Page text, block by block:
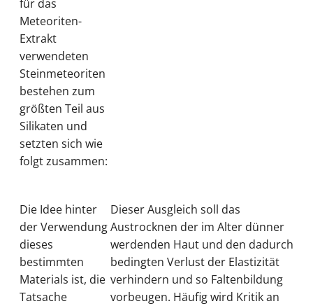
für das
Meteoriten-
Extrakt
verwendeten
Steinmeteoriten
bestehen zum
größten Teil aus
Silikaten und
setzten sich wie
folgt zusammen:
Die Idee hinter
der Verwendung
dieses
bestimmten
Materials ist, die
Tatsache
Dieser Ausgleich soll das
Austrocknen der im Alter dünner
werdenden Haut und den dadurch
bedingten Verlust der Elastizität
verhindern und so Faltenbildung
vorbeugen. Häufig wird Kritik an